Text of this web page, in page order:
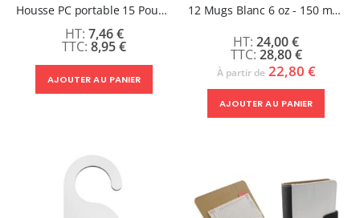
Housse PC portable 15 Pouces - 2 faces sublimables
8,95 €
7,46 €
AJOUTER AU PANIER
12 Mugs Blanc 6 oz - 150 ml - MUGGY
28,80 €
24,00 €
À partir de 22,80 €
AJOUTER AU PANIER